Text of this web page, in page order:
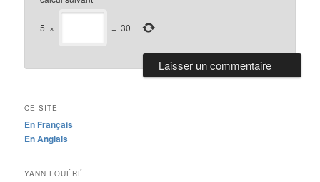
5 × = 30
CE SITE
En Français
En Anglais
YANN FOUÉRÉ